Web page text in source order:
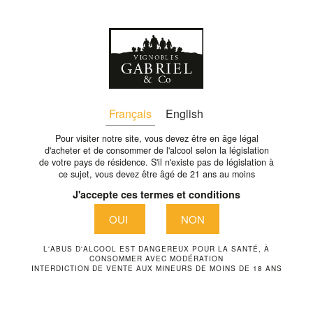
BRUNO-BELLY
Français English
Pour visiter notre site, vous devez être en âge légal
d'acheter et de consommer de l'alcool selon la législation
de votre pays de résidence. S'il n'existe pas de législation à
ce sujet, vous devez être âgé de 21 ans au moins
J'accepte ces termes et conditions
OUI NON
L'ABUS D'ALCOOL EST DANGEREUX POUR LA SANTÉ, À
CONSOMMER AVEC MODÉRATION
INTERDICTION DE VENTE AUX MINEURS DE MOINS DE 18 ANS